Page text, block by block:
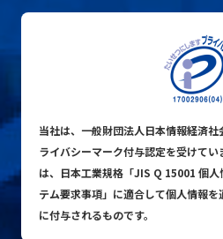
当社は、一般財団法人日本情報経済
ライバシーマーク付与認定を受けて
は、日本工業規格「JIS Q 15001 個
テム要求事項」に適合して個人情報
に付与されるものです。